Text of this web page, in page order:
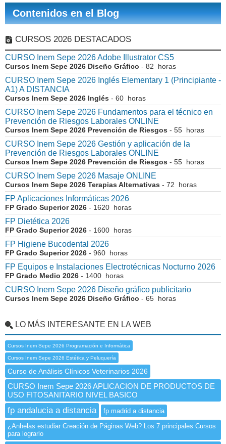
Contenidos en el Blog
CURSOS 2026 DESTACADOS
CURSO Inem Sepe 2026 Adobe Illustrator CS5
Cursos Inem Sepe 2026 Diseño Gráfico - 82 horas
CURSO Inem Sepe 2026 Inglés Elementary 1 (Principiante -
A1) A DISTANCIA
Cursos Inem Sepe 2026 Inglés - 60 horas
CURSO Inem Sepe 2026 Fundamentos para el técnico en
Prevención de Riesgos Laborales ONLINE
Cursos Inem Sepe 2026 Prevención de Riesgos - 55 horas
CURSO Inem Sepe 2026 Gestión y aplicación de la
Prevención de Riesgos Laborales ONLINE
Cursos Inem Sepe 2026 Prevención de Riesgos - 55 horas
CURSO Inem Sepe 2026 Masaje ONLINE
Cursos Inem Sepe 2026 Terapias Alternativas - 72 horas
FP Aplicaciones Informáticas 2026
FP Grado Superior 2026 - 1620 horas
FP Dietética 2026
FP Grado Superior 2026 - 1600 horas
FP Higiene Bucodental 2026
FP Grado Superior 2026 - 960 horas
FP Equipos e Instalaciones Electrotécnicas Nocturno 2026
FP Grado Medio 2026 - 1400 horas
CURSO Inem Sepe 2026 Diseño gráfico publicitario
Cursos Inem Sepe 2026 Diseño Gráfico - 65 horas
LO MÁS INTERESANTE EN LA WEB
Cursos Inem Sepe 2026 Programación e Informática
Cursos Inem Sepe 2026 Estética y Peluquería
Curso de Análisis Clínicos Veterinarios 2026
CURSO Inem Sepe 2026 APLICACION DE PRODUCTOS DE
USO FITOSANITARIO NIVEL BASICO
fp andalucia a distancia
fp madrid a distancia
¿Anhelas estudiar Creación de Páginas Web? Los 7 principales Cursos
para lograrlo